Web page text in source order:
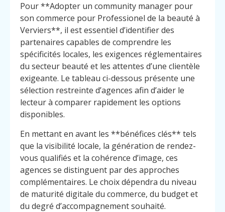
Pour **Adopter un community manager pour
son commerce pour Professionel de la beauté à
Verviers**, il est essentiel d’identifier des
partenaires capables de comprendre les
spécificités locales, les exigences réglementaires
du secteur beauté et les attentes d’une clientèle
exigeante. Le tableau ci-dessous présente une
sélection restreinte d’agences afin d’aider le
lecteur à comparer rapidement les options
disponibles.
En mettant en avant les **bénéfices clés** tels
que la visibilité locale, la génération de rendez-
vous qualifiés et la cohérence d’image, ces
agences se distinguent par des approches
complémentaires. Le choix dépendra du niveau
de maturité digitale du commerce, du budget et
du degré d’accompagnement souhaité.